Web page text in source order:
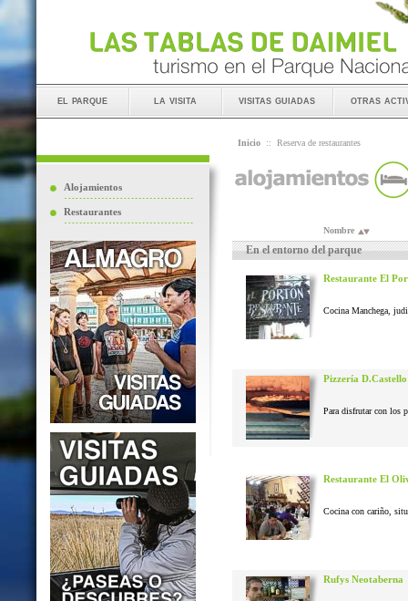
el parque la visita visitas guiadas otras
Alojamientos
Restaurantes
Inicio :: Reserva de restaurantes
Nombre
En el entorno del parque
Restaurante El
Cocina Manchega,
Pizzería D.Castello
Para disfrutar con los
Restaurante El
Cocina con cariño,
Rufys Neotaberna